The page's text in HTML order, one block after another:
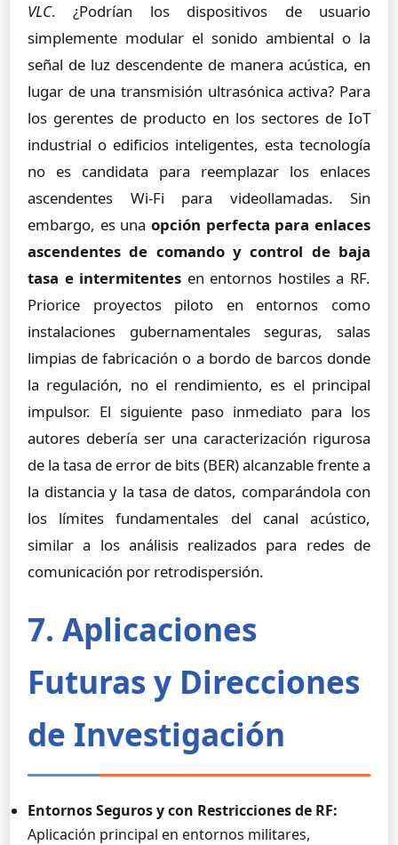
VLC. ¿Podrían los dispositivos de usuario
simplemente modular el sonido ambiental o la
señal de luz descendente de manera acústica, en
lugar de una transmisión ultrasónica activa? Para
los gerentes de producto en los sectores de IoT
industrial o edificios inteligentes, esta tecnología
no es candidata para reemplazar los enlaces
ascendentes Wi-Fi para videollamadas. Sin
embargo, es una opción perfecta para enlaces
ascendentes de comando y control de baja
tasa e intermitentes en entornos hostiles a RF.
Priorice proyectos piloto en entornos como
instalaciones gubernamentales seguras, salas
limpias de fabricación o a bordo de barcos donde
la regulación, no el rendimiento, es el principal
impulsor. El siguiente paso inmediato para los
autores debería ser una caracterización rigurosa
de la tasa de error de bits (BER) alcanzable frente a
la distancia y la tasa de datos, comparándola con
los límites fundamentales del canal acústico,
similar a los análisis realizados para redes de
comunicación por retrodispersión.
7. Aplicaciones
Futuras y Direcciones
de Investigación
Entornos Seguros y con Restricciones de RF:
Aplicación principal en entornos militares,